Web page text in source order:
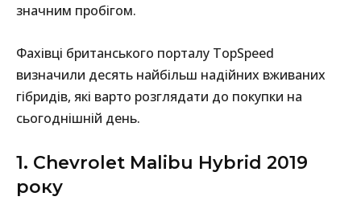
значним пробігом.
Фахівці британського порталу TopSpeed
визначили десять найбільш надійних вживаних
гібридів, які варто розглядати до покупки на
сьогоднішній день.
1. Chevrolet Malibu Hybrid 2019
року